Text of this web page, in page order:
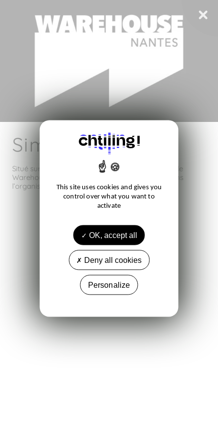
Simon Boisson
Situé sur l’Île de Nantes dans l’ouest de la France, le
Warehouse est une salle de concert qui opère dans
l’organisation d’évènements culturels.
This site uses cookies and gives you
control over what you want to
activate
OK, accept all
Deny all cookies
Personalize